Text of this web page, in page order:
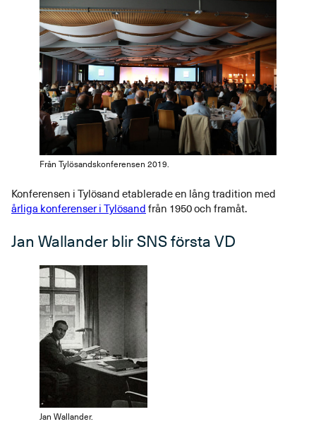
Från Tylösandskonferensen 2019.
Konferensen i Tylösand etablerade en lång tradition med
årliga konferenser i Tylösandfrån 1950 och framåt.
Jan Wallander blir SNS första VD
Jan Wallander.